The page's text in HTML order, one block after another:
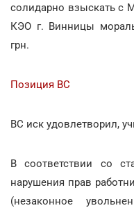
солидарно взыскать с
КЭО г. Винницы
грн.
Позиция ВС
ВС иск удовлетворил,
В соответствии со
нарушения прав
(незаконное